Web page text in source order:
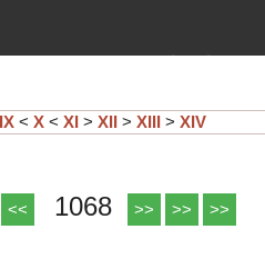
de la historia
IX < X < XI > XII > XIII > XIV
<< 1068 >> >> >>